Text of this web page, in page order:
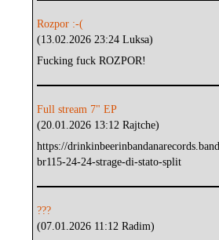
Rozpor :-(
(13.02.2026 23:24 Luksa)
Fucking fuck ROZPOR!
Full stream 7" EP
(20.01.2026 13:12 Rajtche)
https://
br115-24-24-strage-di-stato-split
???
(07.01.2026 11:12 Radim)